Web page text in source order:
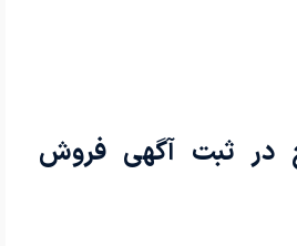
در ثبت آگهی فروش